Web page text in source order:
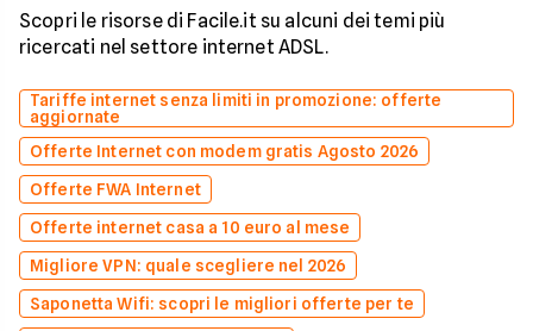
Scopri le risorse di Facile.it su alcuni dei temi più
ricercati nel settore internet ADSL.
Tariffe internet senza limiti in promozione: offerte
aggiornate
Offerte Internet con modem gratis Agosto 2026
Offerte FWA Internet
Offerte internet casa a 10 euro al mese
Migliore VPN: quale scegliere nel 2026
Saponetta Wifi: scopri le migliori offerte per te